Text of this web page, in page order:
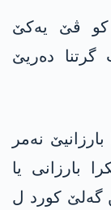
كو ڤێ یه‌كێ
ده‌ریێ
نەمر
بارزانی یا
گەلێ کورد ل